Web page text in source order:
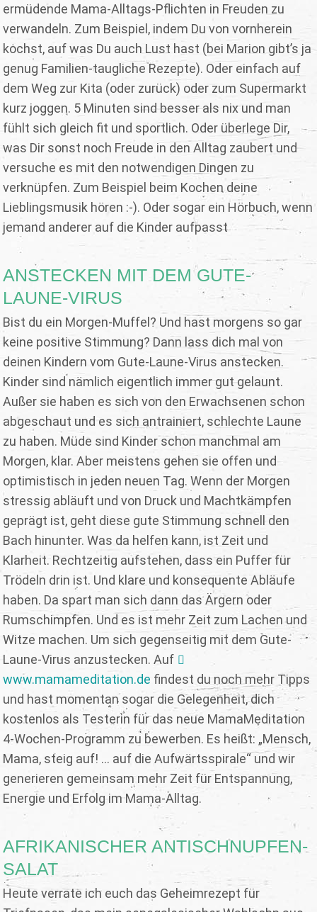
ermüdende Mama-Alltags-Pflichten in Freuden zu
verwandeln. Zum Beispiel, indem Du von vornherein
kochst, auf was Du auch Lust hast (bei Marion gibt’s ja
genug Familien-taugliche Rezepte). Oder einfach auf
dem Weg zur Kita (oder zurück) oder zum Supermarkt
kurz joggen. 5 Minuten sind besser als nix und man
fühlt sich gleich fit und sportlich. Oder überlege Dir,
was Dir sonst noch Freude in den Alltag zaubert und
versuche es mit den notwendigen Dingen zu
verknüpfen. Zum Beispiel beim Kochen deine
Lieblingsmusik hören :-). Oder sogar ein Hörbuch, wenn
jemand anderer auf die Kinder aufpasst
ANSTECKEN MIT DEM GUTE-
LAUNE-VIRUS
Bist du ein Morgen-Muffel? Und hast morgens so gar
keine positive Stimmung? Dann lass dich mal von
deinen Kindern vom Gute-Laune-Virus anstecken.
Kinder sind nämlich eigentlich immer gut gelaunt.
Außer sie haben es sich von den Erwachsenen schon
abgeschaut und es sich antrainiert, schlechte Laune
zu haben. Müde sind Kinder schon manchmal am
Morgen, klar. Aber meistens gehen sie offen und
optimistisch in jeden neuen Tag. Wenn der Morgen
stressig abläuft und von Druck und Machtkämpfen
geprägt ist, geht diese gute Stimmung schnell den
Bach hinunter. Was da helfen kann, ist Zeit und
Klarheit. Rechtzeitig aufstehen, dass ein Puffer für
Trödeln drin ist. Und klare und konsequente Abläufe
haben. Da spart man sich dann das Ärgern oder
Rumschimpfen. Und es ist mehr Zeit zum Lachen und
Witze machen. Um sich gegenseitig mit dem Gute-
Laune-Virus anzustecken. Auf
www.mamameditation.de findest du noch mehr Tipps
und hast momentan sogar die Gelegenheit, dich
kostenlos als Testerin für das neue MamaMeditation
4-Wochen-Programm zu bewerben. Es heißt: „Mensch,
Mama, steig auf! … auf die Aufwärtsspirale“ und wir
generieren gemeinsam mehr Zeit für Entspannung,
Energie und Erfolg im Mama-Alltag.
AFRIKANISCHER ANTISCHNUPFEN-
SALAT
Heute verrate ich euch das Geheimrezept für